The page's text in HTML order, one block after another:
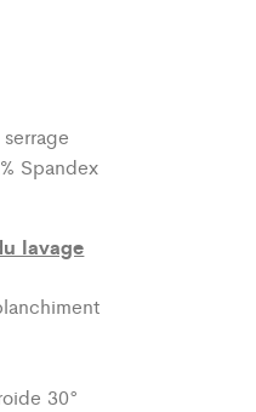
Spandex
lavage
30°